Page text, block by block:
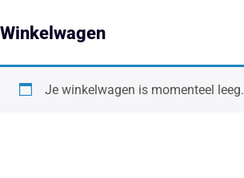
Winkelwagen
Je winkelwagen is momenteel leeg.